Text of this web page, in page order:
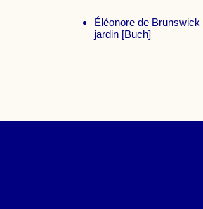
Éléonore de
jardin [Buch]